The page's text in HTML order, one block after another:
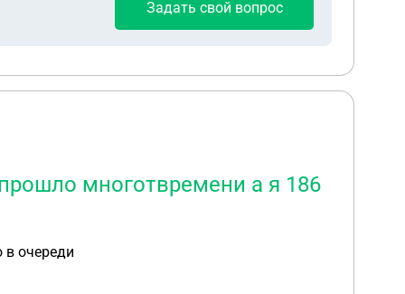
в
Задать свой вопрос
многотвремени а я 186
в очереди